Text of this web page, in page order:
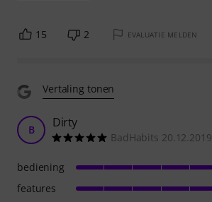
15 2 EVALUATIE MELDEN
Vertaling tonen
B Dirty
BadHabits 20.12.2019
bediening
features